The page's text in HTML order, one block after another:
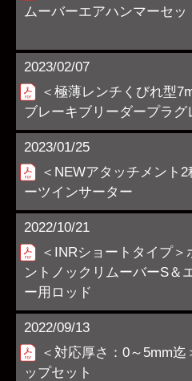
ムーバーエアハンマ
2023/02/07
＜極薄レンチくびれ型
ブレーキブリーダープラグ
2023/01/25
＜NEWアタッチメント
ーツインサーター
2022/10/21
＜INRショートタイプ＞
ントノックリムーバーS＆
ー用ロッド
2022/09/13
＜対応厚さ：0～5mm迄
ップセット